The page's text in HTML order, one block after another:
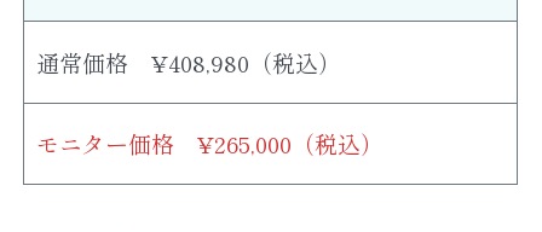
通常価格 ¥408,980（税込）
モニター価格 ¥265,000（税込）